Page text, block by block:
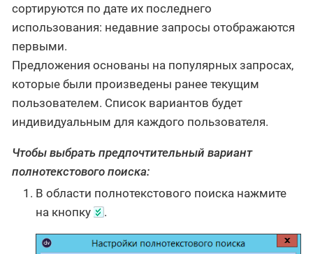
сортируются по дате их последнего
использования: недавние запросы отображаются
первыми.
Предложения основаны на популярных запросах,
которые были произведены ранее текущим
пользователем. Список вариантов будет
индивидуальным для каждого пользователя.
Чтобы выбрать предпочтительный вариант
полнотекстового поиска:
В области полнотекстового поиска нажмите
на кнопку
.